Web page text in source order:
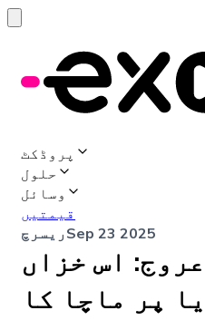
پروڈکٹ
حلول
وسائل
قیمتیں
ریسرچSep 23 2025
اس خزاں
پر ماچا کا